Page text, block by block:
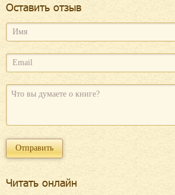
Оcтавить отзыв
Читать онлайн